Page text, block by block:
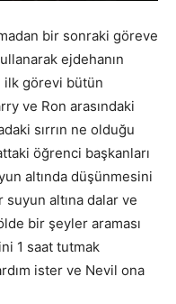
bir sonraki göreve
ejdehanın
ilk görevi bütün
ve Ron arasındaki
sırrın ne olduğu
öğrenci başkanları
altında düşünmesini
altına dalar ve
bir şeyler araması
1 saat tutmak
ister ve Nevil ona